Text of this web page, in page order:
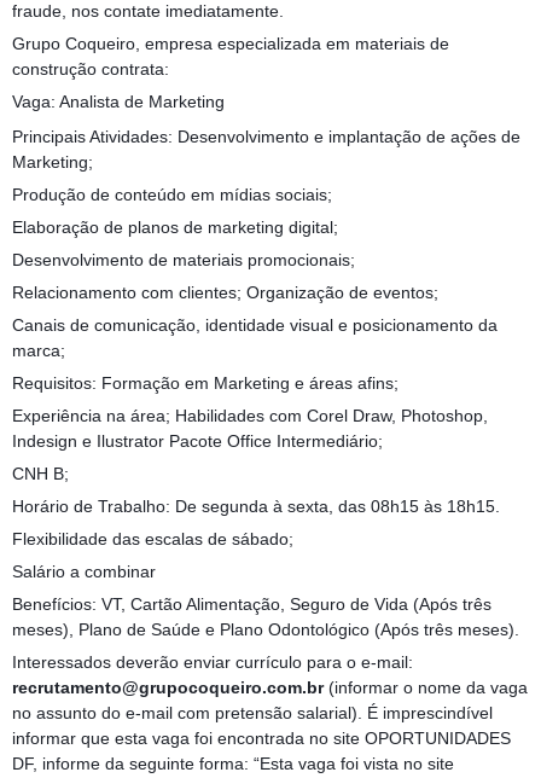
fraude, nos contate imediatamente.
Grupo Coqueiro, empresa especializada em materiais de
construção contrata:
Vaga: Analista de Marketing
Principais Atividades: Desenvolvimento e implantação de ações de
Marketing;
Produção de conteúdo em mídias sociais;
Elaboração de planos de marketing digital;
Desenvolvimento de materiais promocionais;
Relacionamento com clientes; Organização de eventos;
Canais de comunicação, identidade visual e posicionamento da
marca;
Requisitos: Formação em Marketing e áreas afins;
Experiência na área; Habilidades com Corel Draw, Photoshop,
Indesign e Ilustrator Pacote Office Intermediário;
CNH B;
Horário de Trabalho: De segunda à sexta, das 08h15 às 18h15.
Flexibilidade das escalas de sábado;
Salário a combinar
Benefícios: VT, Cartão Alimentação, Seguro de Vida (Após três
meses), Plano de Saúde e Plano Odontológico (Após três meses).
Interessados deverão enviar currículo para o e-mail:
recrutamento@grupocoqueiro.com.br(informar o nome da vaga
no assunto do e-mail com pretensão salarial). É imprescindível
informar que esta vaga foi encontrada no site OPORTUNIDADES
DF, informe da seguinte forma: “Esta vaga foi vista no site